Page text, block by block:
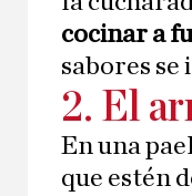
cocinar a
sabores
2. El
En una
que estén